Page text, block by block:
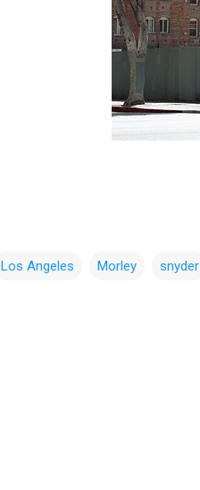
Los Angeles Morley snyder